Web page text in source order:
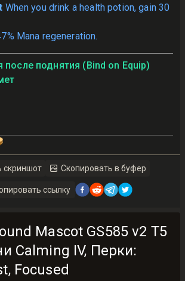
When you drink a health potion, gain 30
Mana regeneration.
после поднятия (Bind on Equip)
скриншот Скопировать в буфер
ссылку
Mascot GS585 v2 T5
Calming IV, Перки:
Focused